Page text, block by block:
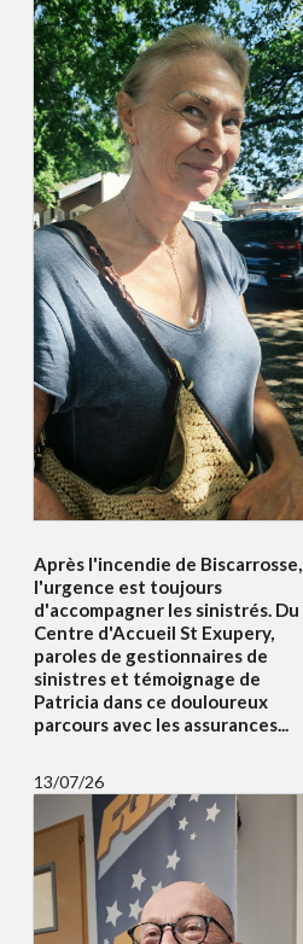
Après l'incendie de Biscarrosse,
l'urgence est toujours
d'accompagner les sinistrés. Du
Centre d'Accueil St Exupery,
paroles de gestionnaires de
sinistres et témoignage de
Patricia dans ce douloureux
parcours avec les assurances...
13/07/26